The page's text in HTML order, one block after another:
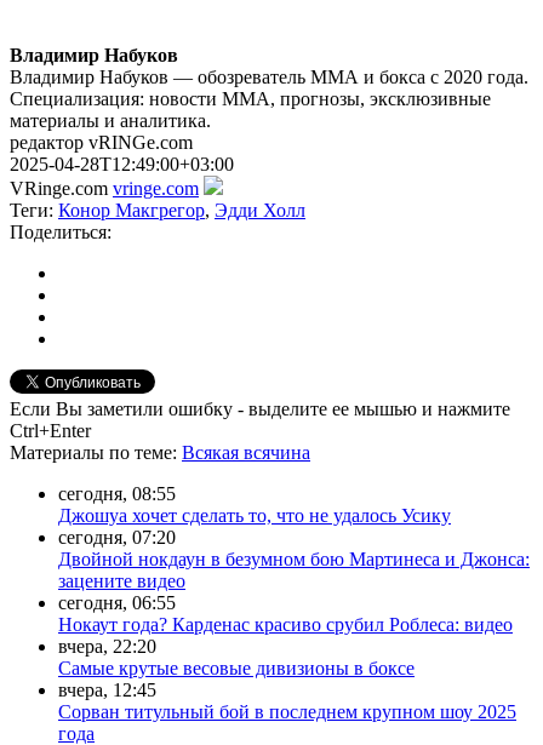
Владимир Набуков
Владимир Набуков — обозреватель ММА и бокса с 2020 года.
Специализация: новости ММА, прогнозы, эксклюзивные
материалы и аналитика.
редактор vRINGe.com
2025-04-28T12:49:00+03:00
VRinge.com vringe.com
Теги: Конор Макгрегор, Эдди Холл
Поделиться:
Если Вы заметили ошибку - выделите ее мышью и нажмите
Ctrl+Enter
Материалы по теме: Всякая всячина
сегодня, 08:55
Джошуа хочет сделать то, что не удалось Усику
сегодня, 07:20
Двойной нокдаун в безумном бою Мартинеса и Джонса:
зацените видео
сегодня, 06:55
Нокаут года? Карденас красиво срубил Роблеса: видео
вчера, 22:20
Самые крутые весовые дивизионы в боксе
вчера, 12:45
Сорван титульный бой в последнем крупном шоу 2025
года